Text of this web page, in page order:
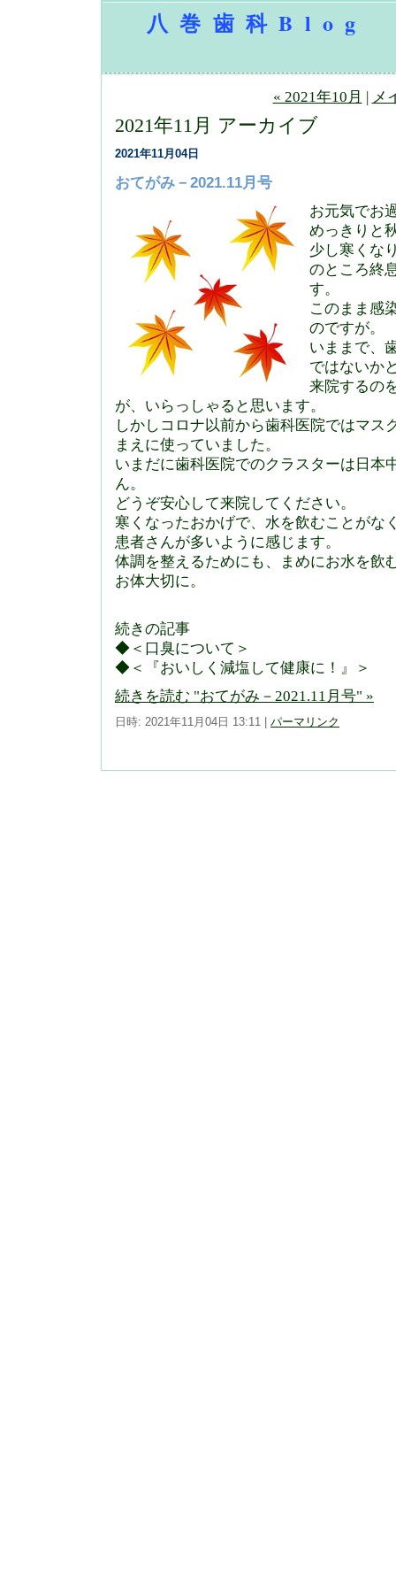
八巻歯科Blog
« 2021年10月 | メ
2021年11月 アーカイブ
2021年11月04日
おてがみ－2021.11月号
お元気でお
めっきりと
少し寒くな
のところ終
す。
このまま感
のですが。
いままで、
ではないか
来院するの
が、いらっしゃると思います。
しかしコロナ以前から歯科医院ではマス
まえに使っていました。
いまだに歯科医院でのクラスターは日本
ん。
どうぞ安心して来院してください。
寒くなったおかげで、水を飲むことがな
患者さんが多いように感じます。
体調を整えるためにも、まめにお水を飲
お体大切に。
続きの記事
◆＜口臭について＞
◆＜『おいしく減塩して健康に！』＞
続きを読む "おてがみ－2021.11月号" »
日時: 2021年11月04日 13:11 パーマリンク